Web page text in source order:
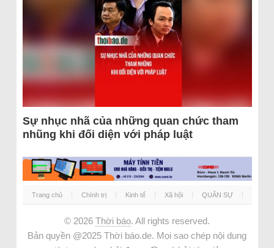
Sự nhục nhã của những quan chức tham
nhũng khi đối diện với pháp luật
Trang chủ Chính trị Kinh tế Xã hội QUÂN SỰ
© 2026 Thời báo. All rights reserved.
Bản quyền @2025 Thời báo.de. Mọi sao chép nội dung